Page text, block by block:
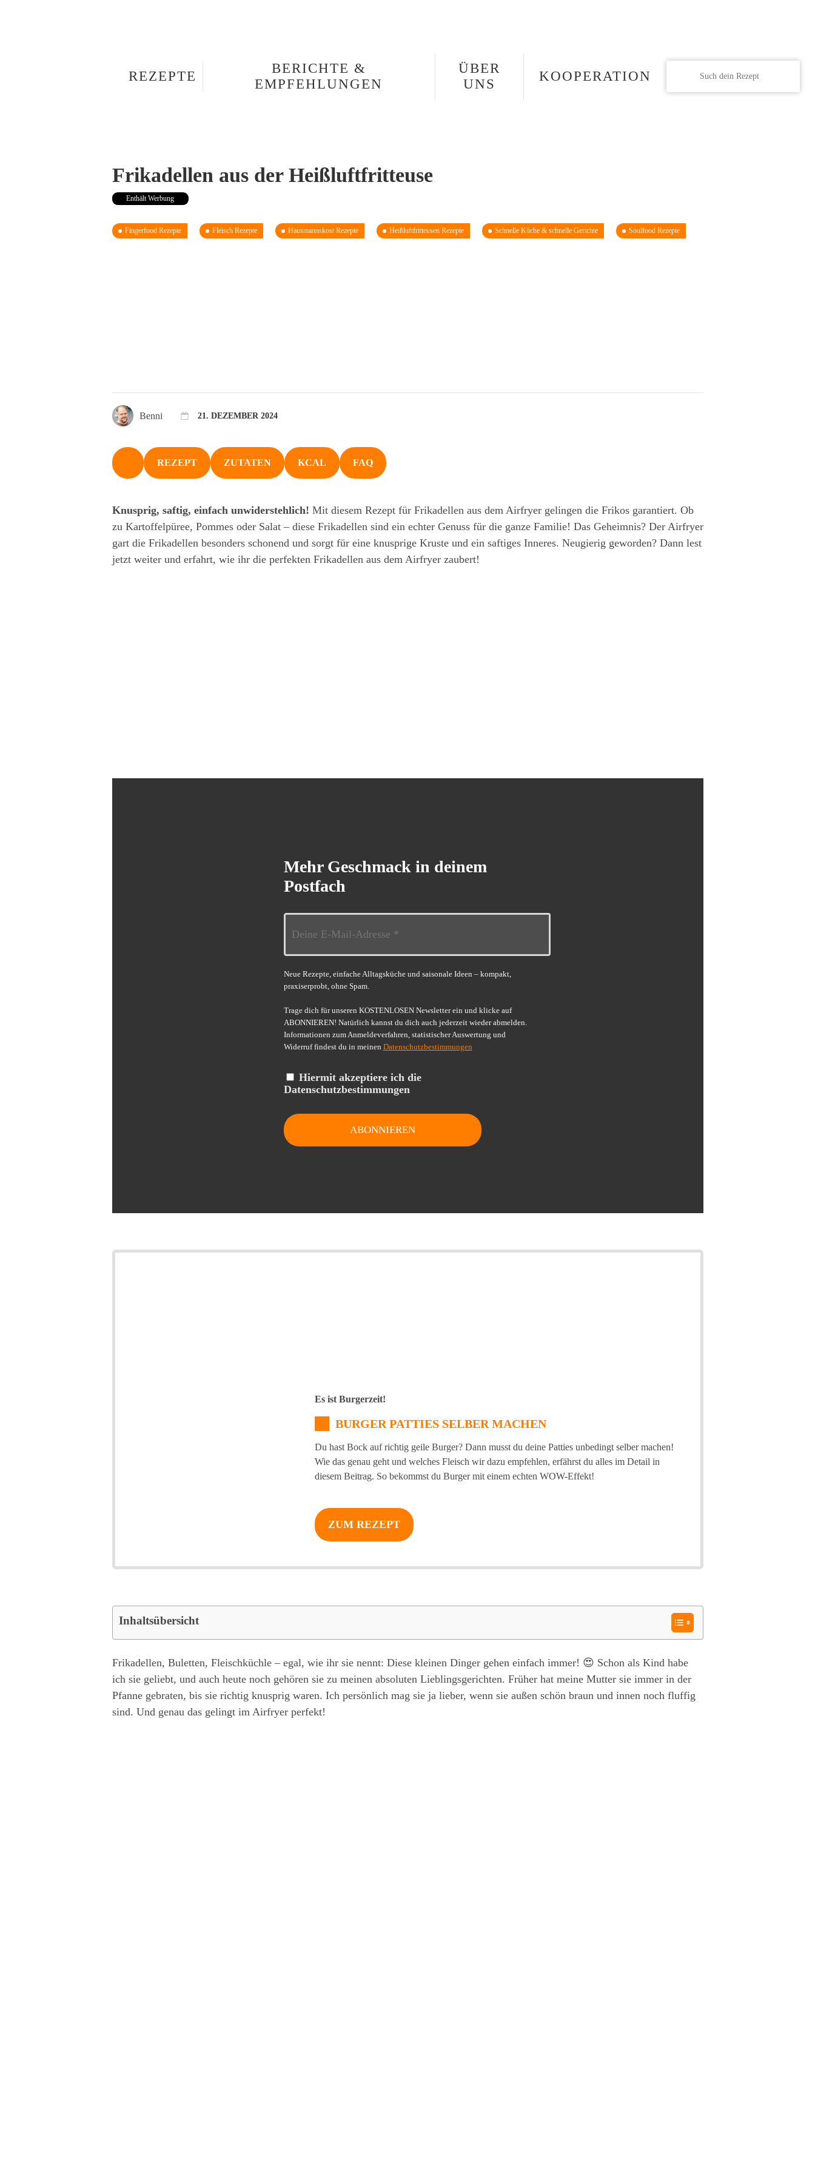
REZEPTE
BERICHTE &
EMPFEHLUNGEN
ÜBER
UNS
KOOPERATION
Frikadellen aus der Heißluftfritteuse
Enthält Werbung
Fingerfood Rezepte Fleisch Rezepte Hausmannskost Rezepte Heißluftfritteusen Rezepte Schnelle Küche & schnelle Gerichte Soulfood Rezepte
Benni 21. DEZEMBER 2024
NACH OBEN
REZEPT ZUTATEN KCAL FAQ
Knusprig, saftig, einfach unwiderstehlich! Mit diesem Rezept für Frikadellen aus dem Airfryer gelingen die Frikos garantiert. Ob
zu Kartoffelpüree, Pommes oder Salat – diese Frikadellen sind ein echter Genuss für die ganze Familie! Das Geheimnis? Der Airfryer
gart die Frikadellen besonders schonend und sorgt für eine knusprige Kruste und ein saftiges Inneres. Neugierig geworden? Dann lest
jetzt weiter und erfahrt, wie ihr die perfekten Frikadellen aus dem Airfryer zaubert!
Mehr Geschmack in deinem
Postfach
Neue Rezepte, einfache Alltagsküche und saisonale Ideen – kompakt,
praxiserprobt, ohne Spam.
Trage dich für unseren KOSTENLOSEN Newsletter ein und klicke auf
ABONNIEREN! Natürlich kannst du dich auch jederzeit wieder abmelden.
Informationen zum Anmeldeverfahren, statistischer Auswertung und
Widerruf findest du in meinen Datenschutzbestimmungen
Hiermit akzeptiere ich die
Datenschutzbestimmungen
Es ist Burgerzeit!
BURGER PATTIES SELBER MACHEN
Du hast Bock auf richtig geile Burger? Dann musst du deine Patties unbedingt selber machen!
Wie das genau geht und welches Fleisch wir dazu empfehlen, erfährst du alles im Detail in
diesem Beitrag. So bekommst du Burger mit einem echten WOW-Effekt!
ZUM REZEPT
Inhaltsübersicht
Frikadellen, Buletten, Fleischküchle – egal, wie ihr sie nennt: Diese kleinen Dinger gehen einfach immer! 😍 Schon als Kind habe
ich sie geliebt, und auch heute noch gehören sie zu meinen absoluten Lieblingsgerichten. Früher hat meine Mutter sie immer in der
Pfanne gebraten, bis sie richtig knusprig waren. Ich persönlich mag sie ja lieber, wenn sie außen schön braun und innen noch fluffig
sind. Und genau das gelingt im Airfryer perfekt!